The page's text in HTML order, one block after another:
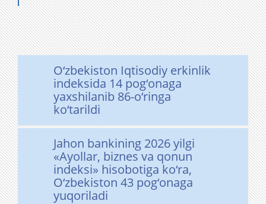
O‘zbekiston Iqtisodiy erkinlik
indeksida 14 pog‘onaga
yaxshilanib 86-o‘ringa
ko‘tarildi
Jahon bankining 2026 yilgi
«Ayollar, biznes va qonun
indeksi» hisobotiga ko‘ra,
O‘zbekiston 43 pog‘onaga
yuqoriladi